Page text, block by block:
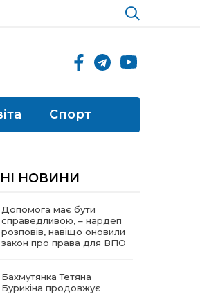
Спорт
НОВИНИ
Допомога має бути
справедливою, – нардеп
розповів, навіщо оновили
закон про права для ВПО
Бахмутянка Тетяна
Бурикіна продовжує